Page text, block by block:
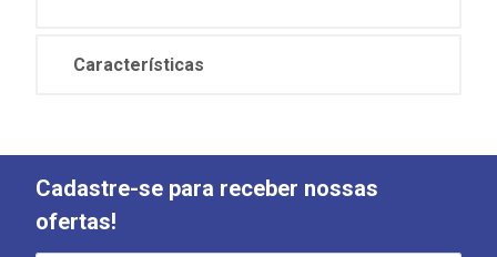
Características
Cadastre-se para receber nossas
ofertas!